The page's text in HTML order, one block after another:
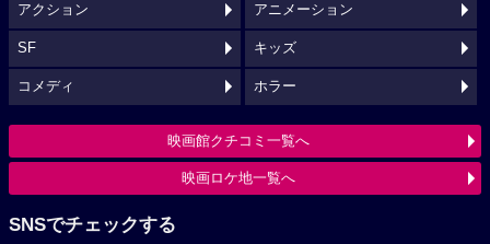
アクション アニメーション
SF キッズ
コメディ ホラー
映画館クチコミ一覧へ
映画ロケ地一覧へ
SNSでチェックする